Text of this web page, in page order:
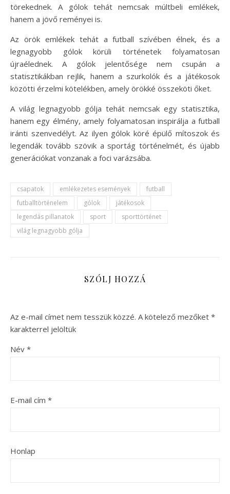
törekednek. A gólok tehát nemcsak múltbeli emlékek,
hanem a jövő reményei is.
Az örök emlékek tehát a futball szívében élnek, és a
legnagyobb gólok körüli történetek folyamatosan
újraélednek. A gólok jelentősége nem csupán a
statisztikákban rejlik, hanem a szurkolók és a játékosok
közötti érzelmi kötelékben, amely örökké összeköti őket.
A világ legnagyobb gólja tehát nemcsak egy statisztika,
hanem egy élmény, amely folyamatosan inspirálja a futball
iránti szenvedélyt. Az ilyen gólok köré épülő mítoszok és
legendák tovább szövik a sportág történelmét, és újabb
generációkat vonzanak a foci varázsába.
csapatok emlékezetes események
futball
futballtörténelem
gólok
játékosok
legendás pillanatok
sport
sporttörténet
világ legnagyobb gólja
SZÓLJ HOZZÁ
Az e-mail címet nem tesszük közzé. A kötelező mezőket *
karakterrel jelöltük
Név *
E-mail cím *
Honlap